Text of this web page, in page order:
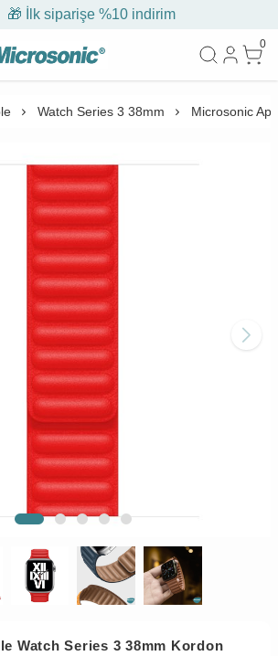
İlk siparişe %10 indirim
0
Watch Series 3 38mm Microsonic
Watch Series 3 38mm Kordon